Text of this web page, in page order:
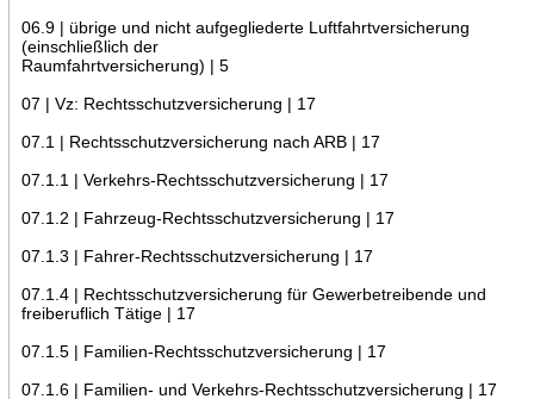
06.9 | übrige und nicht aufgegliederte Luftfahrtversicherung
(einschließlich der
Raumfahrtversicherung) | 5
07 | Vz: Rechtsschutzversicherung | 17
07.1 | Rechtsschutzversicherung nach ARB | 17
07.1.1 | Verkehrs-Rechtsschutzversicherung | 17
07.1.2 | Fahrzeug-Rechtsschutzversicherung | 17
07.1.3 | Fahrer-Rechtsschutzversicherung | 17
07.1.4 | Rechtsschutzversicherung für Gewerbetreibende und
freiberuflich Tätige | 17
07.1.5 | Familien-Rechtsschutzversicherung | 17
07.1.6 | Familien- und Verkehrs-Rechtsschutzversicherung | 17